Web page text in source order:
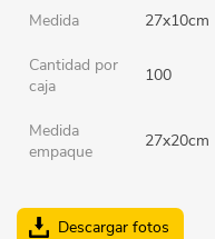
Medida 27x10cm
Cantidad por
caja
100
Medida
empaque
27x20cm
Descargar fotos